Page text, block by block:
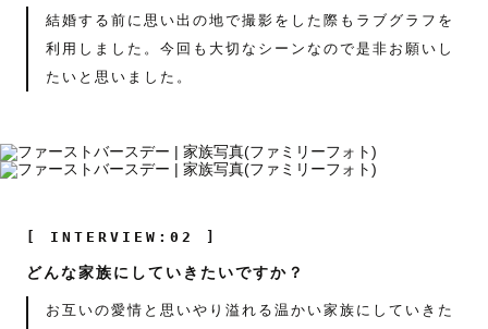
結婚する前に思い出の地で撮影をした際もラブグラフを
利用しました。今回も大切なシーンなので是非お願いし
たいと思いました。
[ INTERVIEW:02 ]
どんな家族にしていきたいですか？
お互いの愛情と思いやり溢れる温かい家族にしていきた